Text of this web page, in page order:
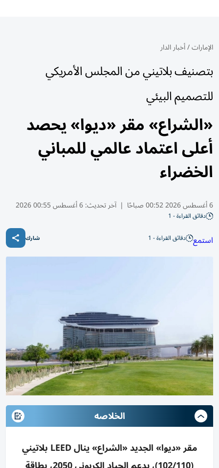
الإمارات/أخبار الدار
بتصنيف بلاتيني من المجلس الأمريكي
للتصميم البيئي
«الشراع» مقر «ديوا» يحصد
أعلى اعتماد عالمي للمباني
الخضراء
6 أغسطس 2026 00:52 صباحًا | آخر تحديث:6 أغسطس 00:55 2026
دقائق القراءة - 1
استمع دقائق القراءة - 1 شارك
الخلاصه
مقر «ديوا» الجديد «الشراع» ينال LEED بلاتيني